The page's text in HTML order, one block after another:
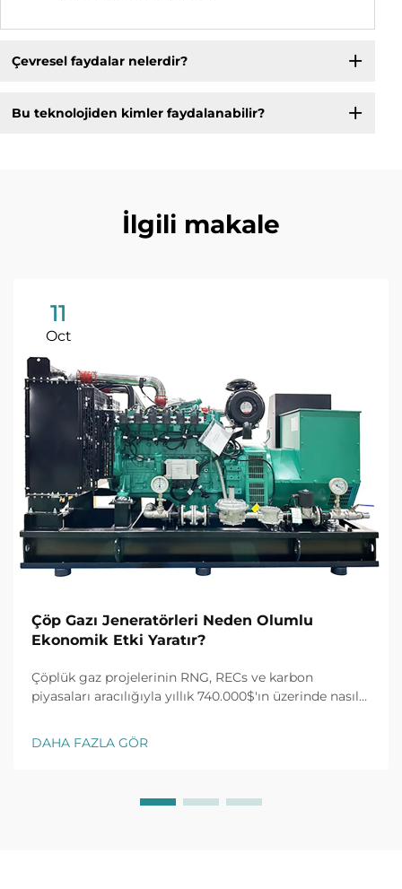
Çevresel faydalar nelerdir?
Bu teknolojiden kimler faydalanabilir?
İlgili makale
11
Oct
Çöp Gazı Jeneratörleri Neden Olumlu
Ekonomik Etki Yaratır?
Çöplük gaz projelerinin RNG, RECs ve karbon
piyasaları aracılığıyla yıllık 740.000$'ın üzerinde nasıl
yıllık alım anlaşmalarını açın. ROI'yi en üst düzeye
çıkarın—daha fazla bilgi edinin.
DAHA FAZLA GÖR